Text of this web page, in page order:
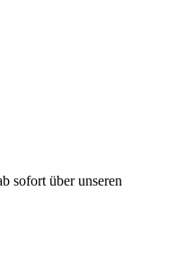
sofort über unseren